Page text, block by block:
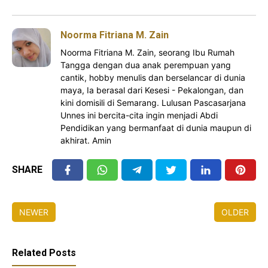
Noorma Fitriana M. Zain
Noorma Fitriana M. Zain, seorang Ibu Rumah
Tangga dengan dua anak perempuan yang
cantik, hobby menulis dan berselancar di dunia
maya, Ia berasal dari Kesesi - Pekalongan, dan
kini domisili di Semarang. Lulusan Pascasarjana
Unnes ini bercita-cita ingin menjadi Abdi
Pendidikan yang bermanfaat di dunia maupun di
akhirat. Amin
SHARE
NEWER OLDER
Related Posts